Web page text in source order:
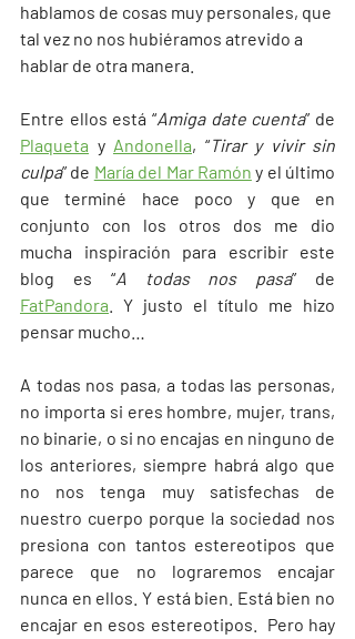
hablamos de cosas muy personales, que
tal vez no nos hubiéramos atrevido a
hablar de otra manera.
Entre ellos está “Amiga date cuenta
Plaqueta y Andonella, “Tirar y vivir sin
culpa” de María del Mar Ramón y el último
que terminé hace poco y que en
conjunto con los otros dos me dio
mucha inspiración para escribir este
blog es “A todas nos pasa
FatPandora . Y justo el título me hizo
pensar mucho…
A todas nos pasa, a todas las personas,
no importa si eres hombre, mujer, trans,
no binarie, o si no encajas en ninguno de
los anteriores, siempre habrá algo que
no nos tenga muy satisfechas de
nuestro cuerpo porque la sociedad nos
presiona con tantos estereotipos que
parece que no lograremos encajar
nunca en ellos. Y está bien. Está bien no
encajar en esos estereotipos.  Pero hay